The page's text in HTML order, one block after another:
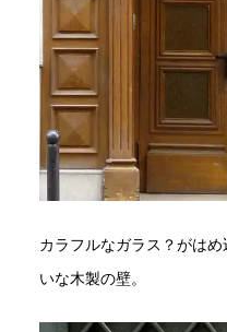
カラフルなガラス？がは
いな木製の壁。